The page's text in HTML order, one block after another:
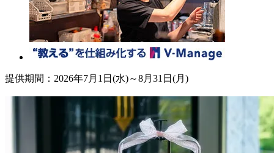
提供期間：2026年7月1日(水)～8月31日(月)